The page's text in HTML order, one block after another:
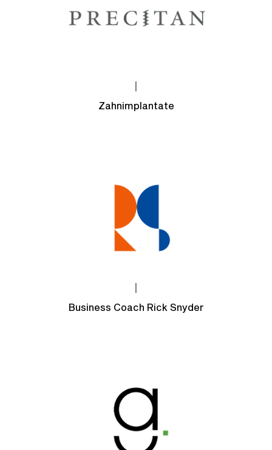
|
Zahnimplantate
Business Coach Rick Snyder